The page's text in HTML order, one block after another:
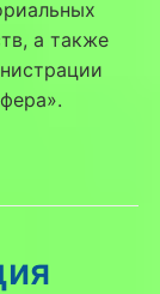
а также